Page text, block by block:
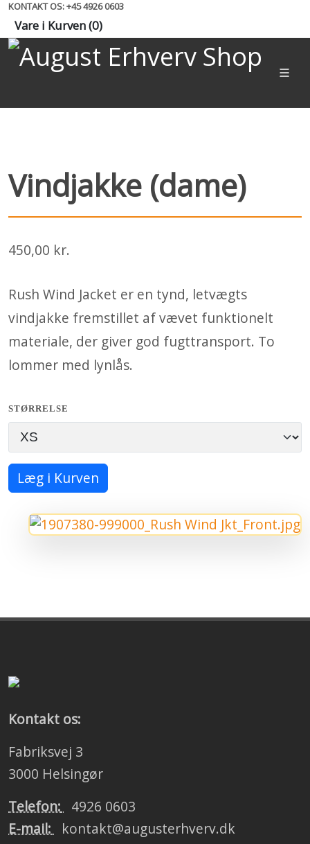
KONTAKT OS: +45 4926 0603
Vare i Kurven (0)
Vindjakke (dame)
450,00 kr.
Rush Wind Jacket er en tynd, letvægts
vindjakke fremstillet af vævet funktionelt
materiale, der giver god fugttransport. To
lommer med lynlås.
STØRRELSE
Læg i Kurven
Kontakt os:
Fabriksvej 3
3000 Helsingør
Telefon:
4926 0603
E-mail:
kontakt@augusterhverv.dk